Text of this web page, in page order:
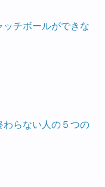
チボールができな
わらない人の５つの